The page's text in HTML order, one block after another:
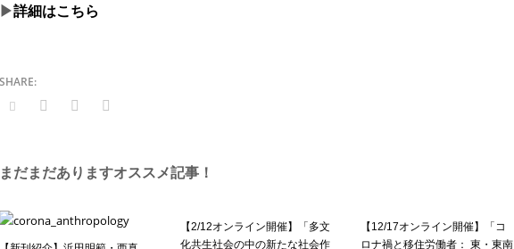
▶︎詳細はこちら
まだまだありますオススメ記事！
【2/12オンライン開催】「多文
化共生社会の中の新たな社会作
【12/17オンライン開催】「コ
ロナ禍と移住労働者： 東・東南